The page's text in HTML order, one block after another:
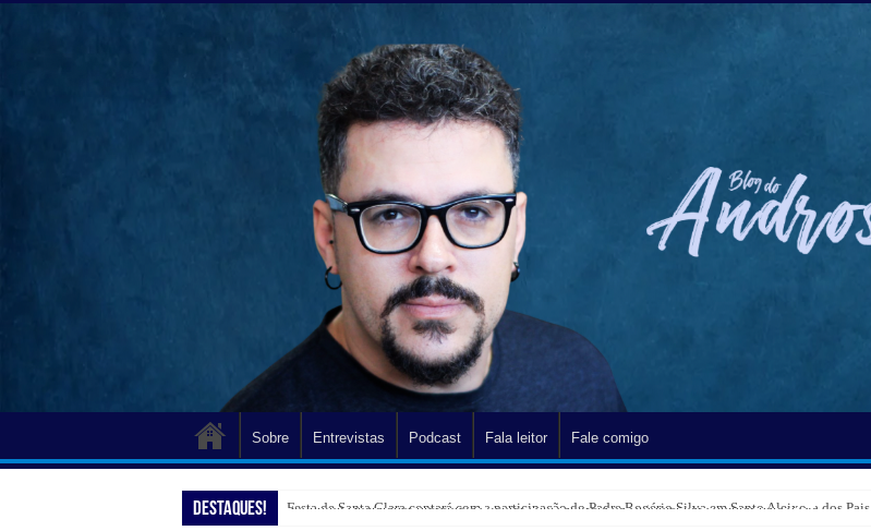
Sobre Entrevistas Podcast Fala leitor Fale comigo
Destaques! Festa de Santa Clara contará com a participação do Padre Rogério Silva em Santo Aleixo
Shopping Guararapes presenteia clientes com camiseta da Broomer nas compras para o Dia dos Pais